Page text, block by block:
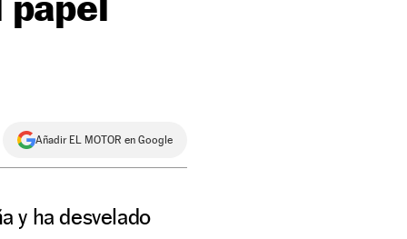
Añadir EL MOTOR en Google
y ha desvelado